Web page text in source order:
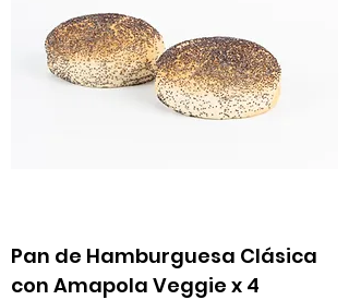
Pan de Hamburguesa Clásica
con Amapola Veggie x 4